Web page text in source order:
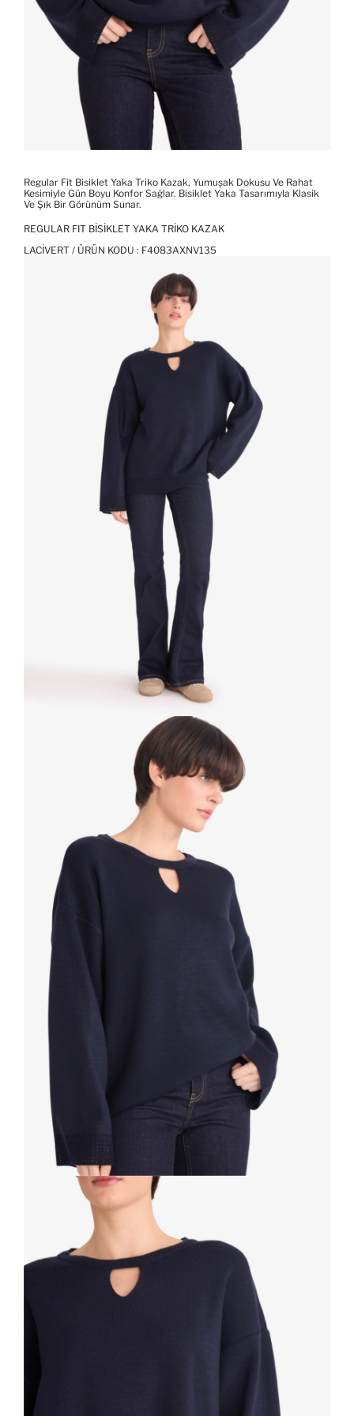
Regular Fit Bisiklet Yaka Triko Kazak, Yumuşak Dokusu Ve Rahat
Kesimiyle Gün Boyu Konfor Sağlar. Bisiklet Yaka Tasarımıyla Klasik
Ve Şık Bir Görünüm Sunar.
REGULAR FIT BISIKLET YAKA TRIKO KAZAK
LACIVERT / ÜRÜN KODU : F4083AXNV135